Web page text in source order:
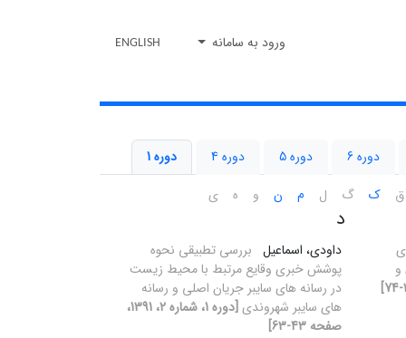
ورود به سامانه ENGLISH
دوره 6 دوره 5 دوره 4
دوره 1
ق ک گ ل م ن و ه ی
د
داودی، اسماعیل بررسی تطبیقی نحوه
پوشش خبری وقایع مرتبط با محیط زیست
در رسانه های سایبر جریان اصلی و رسانه
های سایبر شهروندی
[دوره 1، شماره 2، 1391،
صفحه 43-63]